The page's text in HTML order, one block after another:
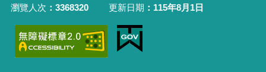
瀏覽人次
3368320 更新日期 115年8月1日